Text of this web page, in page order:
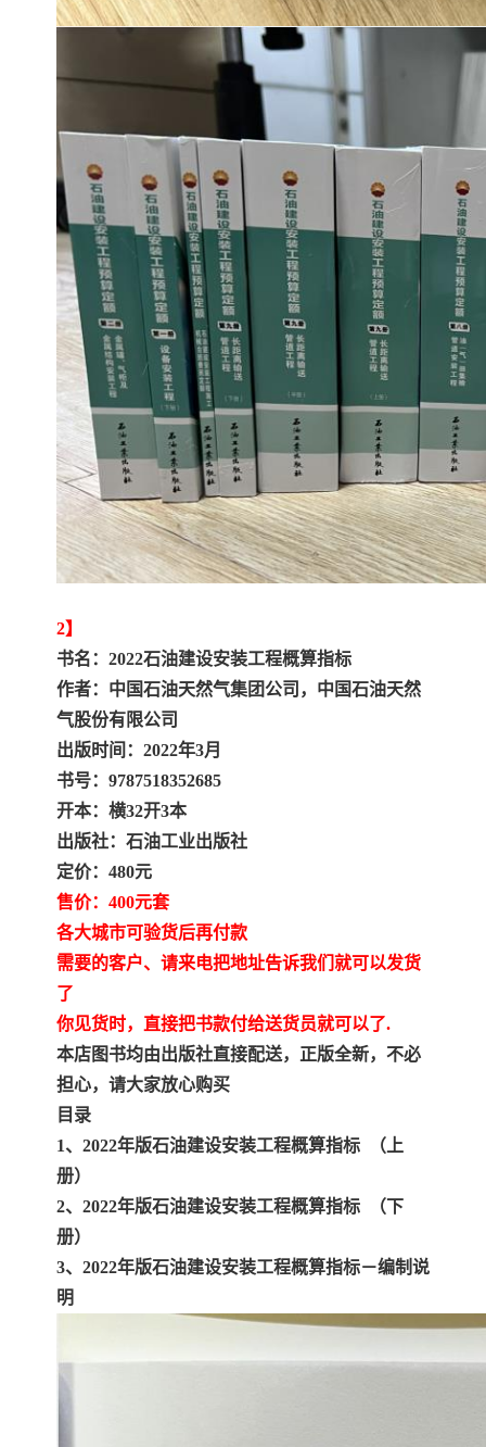
2】
书名：2022石油建设安装工程概算指标
作者：中国石油天然气集团公司，中国石油天然
气股份有限公司
出版时间：2022年3月
书号：9787518352685
开本：横32开3本
出版社：石油工业出版社
定价：480元
售价：400元套
各大城市可验货后再付款
需要的客户、请来电把地址告诉我们就可以发货
了
你见货时，直接把书款付给送货员就可以了.
本店图书均由出版社直接配送，正版全新，不必
担心，请大家放心购买
目录
1、2022年版石油建设安装工程概算指标 （上
册）
2、2022年版石油建设安装工程概算指标 （下
册）
3、2022年版石油建设安装工程概算指标－编制说
明